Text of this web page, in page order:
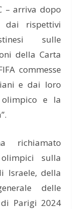
– arriva dopo
dai rispettivi
sulle
della Carta
commesse
e dai loro
e la
richiamato
sulla
Israele, della
delle
Parigi 2024